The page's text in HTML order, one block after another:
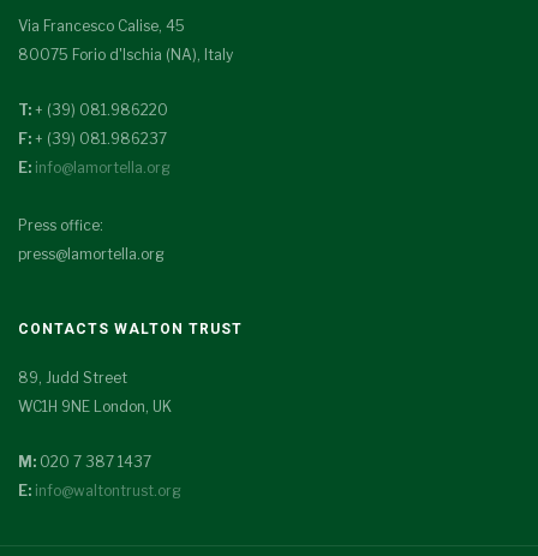
Via Francesco Calise, 45
80075 Forio d'Ischia (NA), Italy
T: + (39) 081.986220
F: + (39) 081.986237
E: info@lamortella.org
Press office:
press@lamortella.org
CONTACTS WALTON TRUST
89, Judd Street
WC1H 9NE London, UK
M: 020 7 387 1437
E: info@waltontrust.org